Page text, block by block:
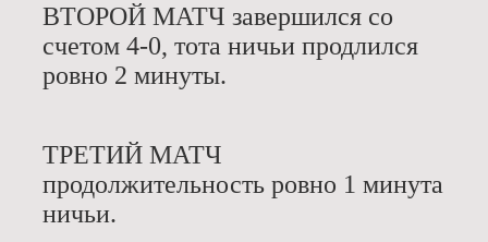
ВТОРОЙ МАТЧ завершился со
счетом 4-0, тота ничьи продлился
ровно 2 минуты.
ТРЕТИЙ МАТЧ
продолжительность ровно 1 минута
ничьи.